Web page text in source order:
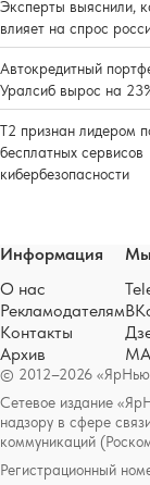
Эксперты выяснили,
влияет на спрос
Автокредитный
Уралсиб вырос на
Т2 признан лидером
бесплатных сервисов
кибербезопасности
© 2012–2026
Сетевое издание
надзору в сфере
коммуникаций
Регистрационный
Информация
О нас
Рекламодателям
Контакты
Архив
Мы